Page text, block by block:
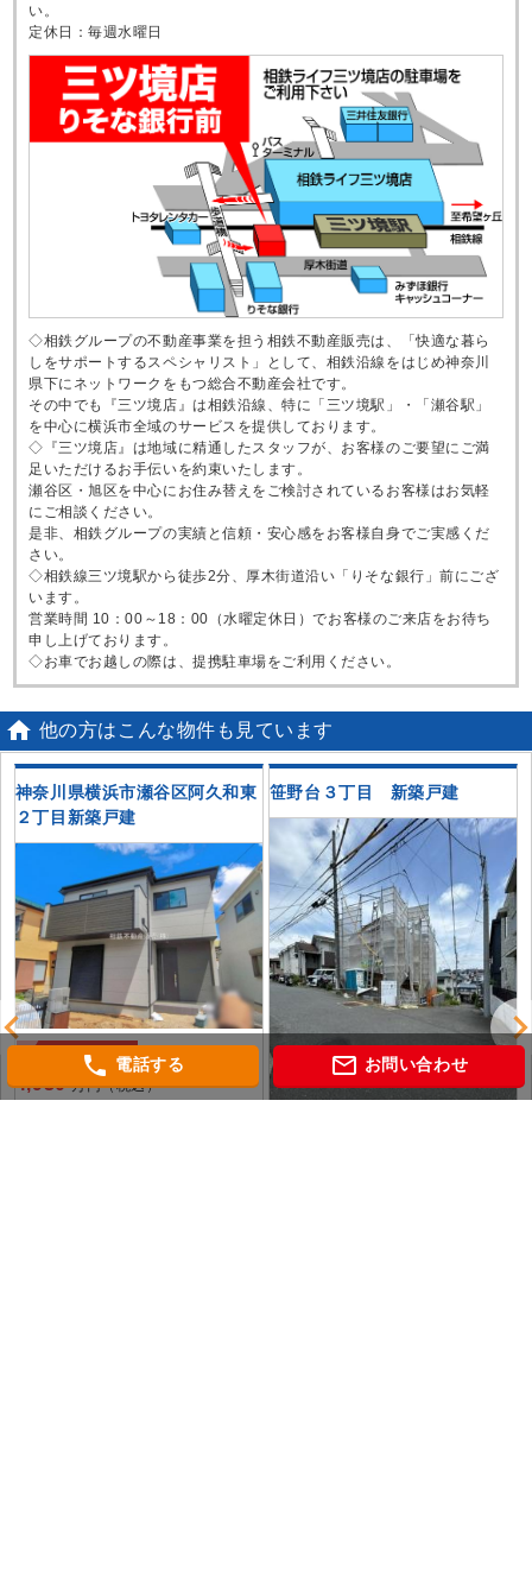
い。
定休日：毎週水曜日
◇相鉄グループの不動産事業を担う相鉄不動産販売は、「快適な暮ら
しをサポートするスペシャリスト」として、相鉄沿線をはじめ神奈川
県下にネットワークをもつ総合不動産会社です。
その中でも『三ツ境店』は相鉄沿線、特に「三ツ境駅」・「瀬谷駅」
を中心に横浜市全域のサービスを提供しております。
◇『三ツ境店』は地域に精通したスタッフが、お客様のご要望にご満
足いただけるお手伝いを約束いたします。
瀬谷区・旭区を中心にお住み替えをご検討されているお客様はお気軽
にご相談ください。
是非、相鉄グループの実績と信頼・安心感をお客様自身でご実感くだ
さい。
◇相鉄線三ツ境駅から徒歩2分、厚木街道沿い「りそな銀行」前にござ
います。
営業時間 10：00～18：00（水曜定休日）でお客様のご来店をお待ち
申し上げております。
◇お車でお越しの際は、提携駐車場をご利用ください。
 他の方はこんな物件も見ています
神奈川県横浜市瀬谷区阿久和東
２丁目新築戸建
4,930万円（税込）
笹野台３丁目 新築戸建
phone 電話する mail_outline お問い合わせ